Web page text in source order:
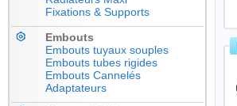
Fixations & Supports
Embouts
Embouts tuyaux souples
Embouts tubes rigides
Embouts Cannelés
Adaptateurs